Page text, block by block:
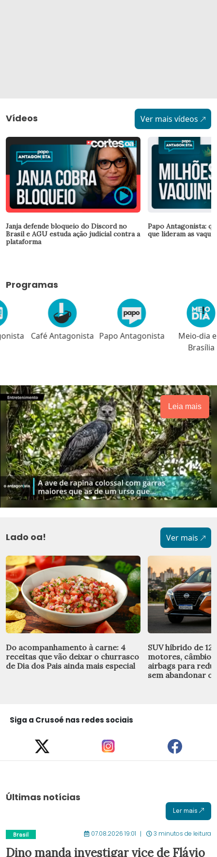
Vídeos Ver mais vídeos
Janja defende bloqueio do Discord no
Brasil e AGU estuda ação judicial contra a
plataforma
Papo Antagonista:
que lideram as
Programas
Café Antagonista Papo Antagonista
Meio-dia em
Brasília
Leia mais
Lado oa! Ver mais
Do acompanhamento à carne: 4
receitas que vão deixar o churrasco
de Dia dos Pais ainda mais especial
SUV híbrido de
motores, câmbio
airbags para
sem abandonar o
Siga a Crusoé nas redes sociais
Últimas notícias
Ler mais
Brasil 07.08.2026 19:01 3 minutos de leitura
Dino manda investigar vice de Flávio